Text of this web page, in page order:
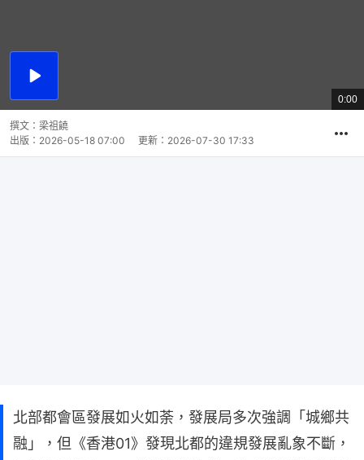
播
總
共
8:09
撰文： 梁祖饒
出版： 2026-05-18 07:00 更新： 2026-07-30 17:33
北部都會區發展如火如荼，發展局多次強調「城鄉共
融」，但《香港01》發現北都的違規發展亂象不斷，